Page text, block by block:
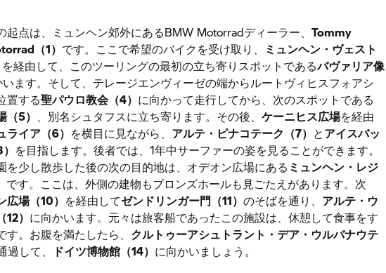
起点は、ミュンヘン郊外にあるBMW Motorradディーラー、Tommy
（1） です。ここで希望のバイクを受け取り、
ミュンヘン・ヴェスト
を経由して、このツーリングの最初の立ち寄りスポットであるバヴァリア像
います。そして、テレージエンヴィーゼの端からルートヴィヒスフォアシ
置する聖パウロ教会（4） に向かって走行してから、次のスポットである
（5） 、別名シュタフスに立ち寄ります。その後、ケーニヒス広場を経由
ライア（6） を横目に見ながら、 アルテ・ピナコテーク（7） とアイスバッ
を目指します。後者では、1年中サーファーの姿を見ることができます。
を少し散歩した後の次の目的地は、オデオン広場にある ミュンヘン・レジ
です。ここは、外側の建物もブロンズホールも見ごたえがあります。次
広場（10） を経由してゼンドリンガー門（11）のそばを通り、 アルテ・ウ
） に向かいます。元々は旅客船であったこの施設は、休憩して食事をす
す。お腹を満たしたら、 クルトゥーアシュトラント・デア・ウルバナウテ
過して、 ドイツ博物館（14） に向かいましょう。